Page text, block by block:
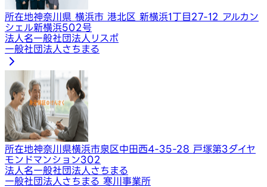
所在地神奈川県 横浜市 港北区 新横浜1丁目27-12 アルカン
シェル新横浜502号
法人名一般社団法人リスポ
一般社団法人さちまる
所在地神奈川県横浜市泉区中田西4-35-28 戸塚第3ダイヤ
モンドマンション302
法人名一般社団法人さちまる
一般社団法人さちまる 寒川事業所